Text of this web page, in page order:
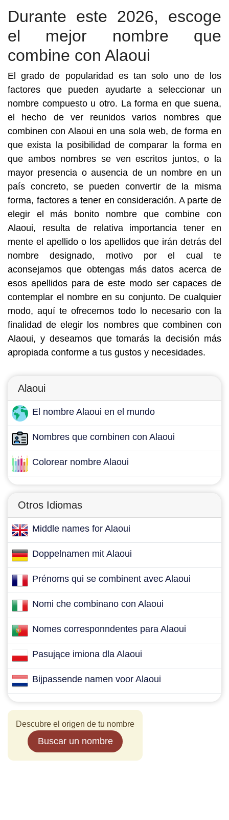
Durante este 2026, escoge
el mejor nombre que
combine con Alaoui
El grado de popularidad es tan solo uno de los
factores que pueden ayudarte a seleccionar un
nombre compuesto u otro. La forma en que suena,
el hecho de ver reunidos varios nombres que
combinen con Alaoui en una sola web, de forma en
que exista la posibilidad de comparar la forma en
que ambos nombres se ven escritos juntos, o la
mayor presencia o ausencia de un nombre en un
país concreto, se pueden convertir de la misma
forma, factores a tener en consideración. A parte de
elegir el más bonito nombre que combine con
Alaoui, resulta de relativa importancia tener en
mente el apellido o los apellidos que irán detrás del
nombre designado, motivo por el cual te
aconsejamos que obtengas más datos acerca de
esos apellidos para de este modo ser capaces de
contemplar el nombre en su conjunto. De cualquier
modo, aquí te ofrecemos todo lo necesario con la
finalidad de elegir los nombres que combinen con
Alaoui, y deseamos que tomarás la decisión más
apropiada conforme a tus gustos y necesidades.
Alaoui
El nombre Alaoui en el mundo
Nombres que combinen con Alaoui
Colorear nombre Alaoui
Otros Idiomas
Middle names for Alaoui
Doppelnamen mit Alaoui
Prénoms qui se combinent avec Alaoui
Nomi che combinano con Alaoui
Nomes corresponndentes para Alaoui
Pasujące imiona dla Alaoui
Bijpassende namen voor Alaoui
Descubre el origen de tu nombre
Buscar un nombre